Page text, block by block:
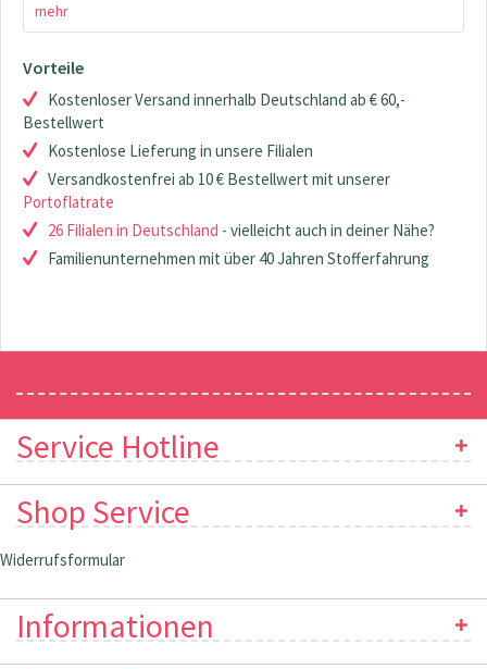
mehr
Vorteile
Kostenloser Versand innerhalb Deutschland ab € 60,-
Bestellwert
Kostenlose Lieferung in unsere Filialen
Versandkostenfrei ab 10 € Bestellwert mit unserer
Portoflatrate
26 Filialen in Deutschland - vielleicht auch in deiner Nähe?
Familienunternehmen mit über 40 Jahren Stofferfahrung
Service Hotline
Shop Service
Widerrufsformular
Informationen